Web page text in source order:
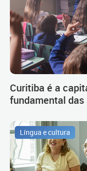
Curitiba é a
fundamental
Língua e cultura